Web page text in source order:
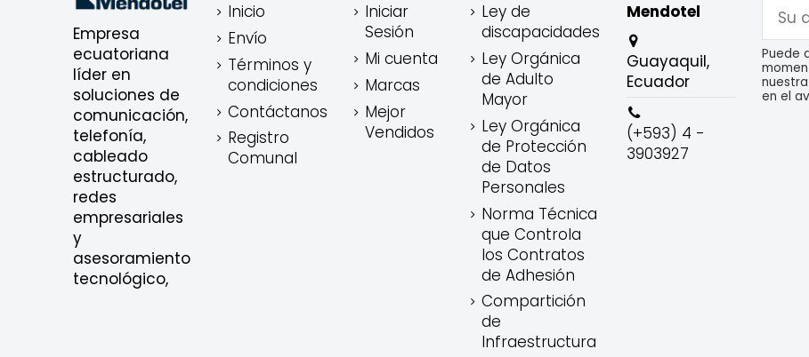
Empresa
ecuatoriana
líder en
soluciones de
comunicación,
telefonía,
cableado
estructurado,
redes
empresariales
y
asesoramiento
tecnológico,
Inicio
Envío
Términos y
condiciones
Contáctanos
Registro
Comunal
Iniciar
Sesión
Mi cuenta
Marcas
Mejor
Vendidos
Ley de
discapacidades
Ley Orgánica
de Adulto
Mayor
Ley Orgánica
de Protección
de Datos
Personales
Norma Técnica
que Controla
los Contratos
de Adhesión
Compartición
de
Infraestructura
Mendotel
Guayaquil,
Ecuador
(+593) 4 -
3903927
Puede
en el